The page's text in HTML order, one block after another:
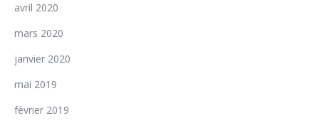
avril 2020
mars 2020
janvier 2020
mai 2019
février 2019